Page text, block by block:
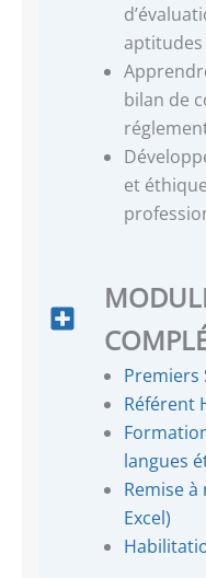
bilan de
et
Premiers
Référent
langues
Remise
Excel)